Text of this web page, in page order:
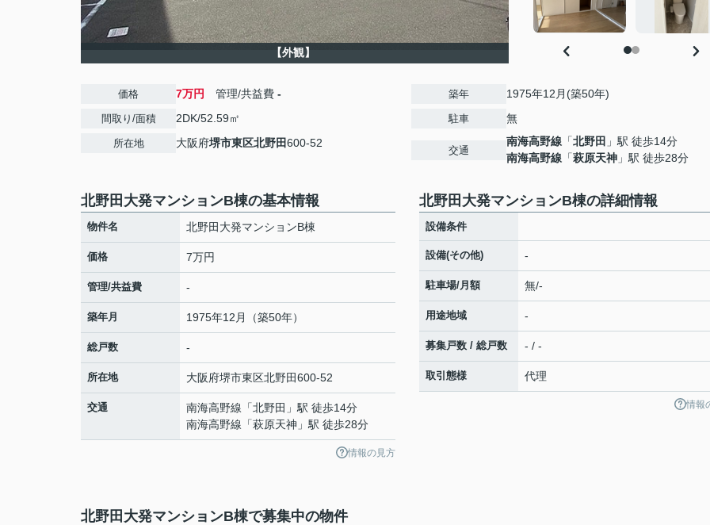
【外観】
価格 7万円 管理/共益費 -
間取り/面積 2DK/52.59㎡
所在地 大阪府堺市東区北野田600-52
築年 1975年12月(築50年)
駐車 無
交通
南海高野線 「北野田 」駅 徒歩14分
南海高野線 「萩原天神 」駅 徒歩28分
北野田大発マンションB棟の基本情報
物件名 北野田大発マンションB棟
価格 7万円
管理/共益費 -
築年月 1975年12月（築50年）
総戸数 -
所在地 大阪府堺市東区北野田600-52
交通 南海高野線 「北野田 」駅 徒歩14分
南海高野線 「萩原天神 」駅 徒歩28分
情報の見方
北野田大発マンションB棟の詳細情報
設備条件
設備(その他) -
駐車場/月額 無/-
用途地域 -
募集戸数 / 総戸数 - / -
取引態様 代理
情報
北野田大発マンションB棟で募集中の物件